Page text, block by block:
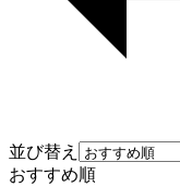
並び替え
おすすめ順